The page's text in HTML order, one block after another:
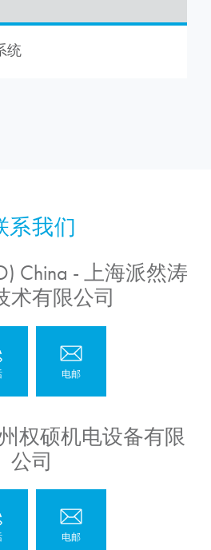
统
China - 上海派然涛
术有限公司
权硕机电设备有限
公司